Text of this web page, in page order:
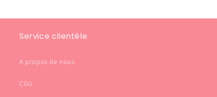
Service clientèle
A propos de nous
CGU